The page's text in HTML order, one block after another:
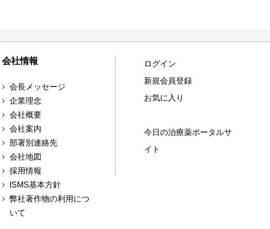
会社情報
会長メッセージ
企業理念
会社概要
会社案内
部署別連絡先
会社地図
採用情報
ISMS基本方針
弊社著作物の利用につ
いて
ログイン
新規会員登録
お気に入り
今日の治療薬ポータルサ
イト